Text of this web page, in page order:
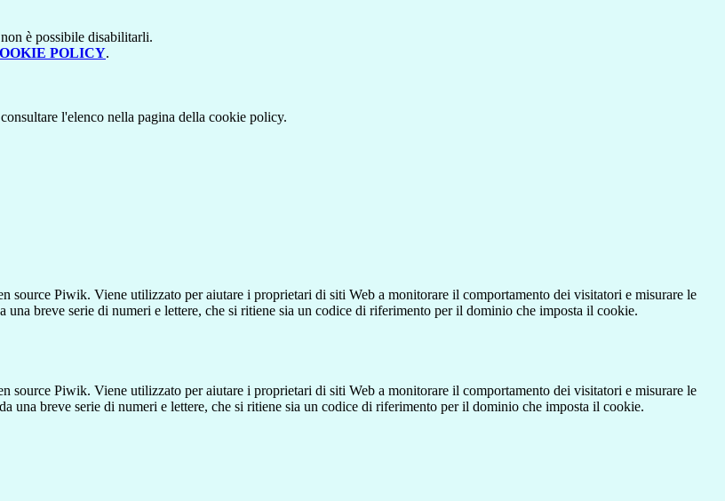
è possibile disabilitarli.
POLICY.
l'elenco nella pagina della cookie policy.
source Piwik. Viene utilizzato per aiutare i proprietari di siti Web a monitorare il comportamento dei visitatori e misurare le
breve serie di numeri e lettere, che si ritiene sia un codice di riferimento per il dominio che imposta il cookie.
source Piwik. Viene utilizzato per aiutare i proprietari di siti Web a monitorare il comportamento dei visitatori e misurare le
una breve serie di numeri e lettere, che si ritiene sia un codice di riferimento per il dominio che imposta il cookie.